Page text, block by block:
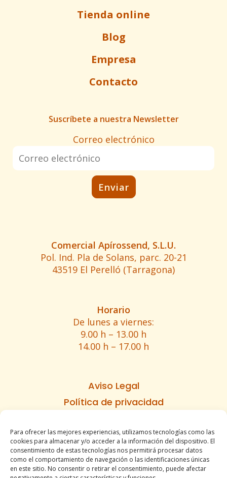
Para ofrecer las mejores experiencias, utilizamos tecnologías como las
cookies para almacenar y/o acceder a la información del dispositivo. El
consentimiento de estas tecnologías nos permitirá procesar datos
como el comportamiento de navegación o las identificaciones únicas
en este sitio. No consentir o retirar el consentimiento, puede afectar
Tienda online
Blog
Empresa
Contacto
Suscríbete a nuestra Newsletter
Correo electrónico
Comercial Apírossend, S.L.U.
Pol. Ind. Pla de Solans, parc. 20-21
43519 El Perelló (Tarragona)
Horario
De lunes a viernes:
9.00 h – 13.00 h
14.00 h – 17.00 h
Aviso Legal
Política de privacidad
Informe de accesibilidad
Condiciones de venta
Mapa del sitio